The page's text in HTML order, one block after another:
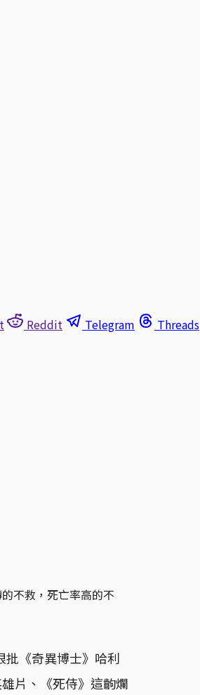
Reddit Telegram Threads
不救，死亡率高的不
批《奇異博士》哈利
片、《死侍》這齣爛